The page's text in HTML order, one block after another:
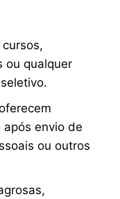
ou qualquer
envio de
ou outros